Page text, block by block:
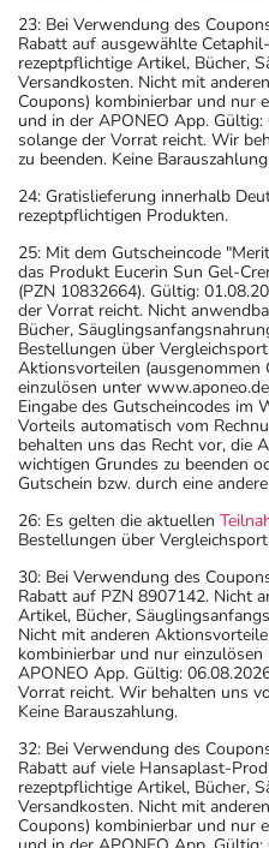
23: Bei Verwendung des
Rabatt auf ausgewählte
rezeptpflichtige Artikel, Bücher,
Versandkosten. Nicht mit
Coupons) kombinierbar und nur
und in der APONEO App.
solange der Vorrat reicht. Wir
zu beenden. Keine
24: Gratislieferung innerhalb
rezeptpflichtigen Produkten.
25: Mit dem Gutscheincode
das Produkt Eucerin Sun Gel-
(PZN 10832664). Gültig:
der Vorrat reicht. Nicht
Bücher,
Bestellungen über
Aktionsvorteilen
einzulösen unter
Eingabe des Gutscheincodes im
Vorteils automatisch vom
behalten uns das Recht vor, die
wichtigen Grundes zu beenden
Gutschein bzw. durch eine
26: Es gelten die aktuellen
Bestellungen über
30: Bei Verwendung des
Rabatt auf PZN 8907142. Nicht
Artikel, Bücher,
Nicht mit anderen
kombinierbar und nur
APONEO App. Gültig:
Vorrat reicht. Wir behalten uns
Keine Barauszahlung.
32: Bei Verwendung des
Rabatt auf viele Hansaplast-
rezeptpflichtige Artikel, Bücher,
Versandkosten. Nicht mit
Coupons) kombinierbar und nur